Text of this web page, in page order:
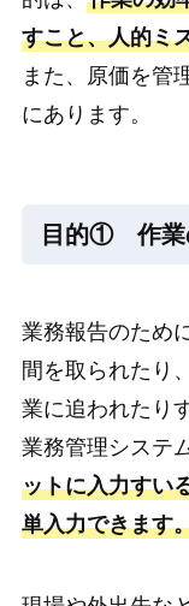
すこと、人的ミ
また、原価を管
にあります。
目的① 作業
業務報告のため
間を取られたり
業に追われたり
業務管理システ
ットに入力すい
単入力できます